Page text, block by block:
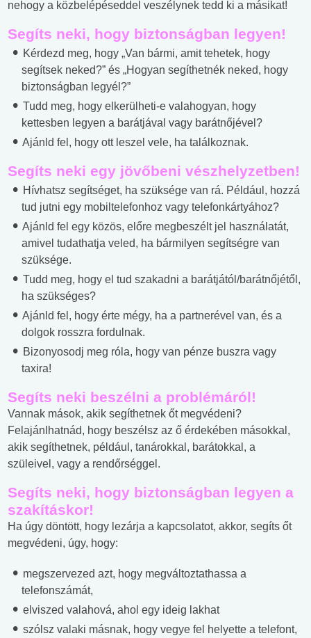
nehogy a közbelépéseddel veszélynek tedd ki a másikat!
Segíts neki, hogy biztonságban legyen!
Kérdezd meg, hogy „Van bármi, amit tehetek, hogy
segítsek neked?” és „Hogyan segíthetnék neked, hogy
biztonságban legyél?”
Tudd meg, hogy elkerülheti-e valahogyan, hogy
kettesben legyen a barátjával vagy barátnőjével?
Ajánld fel, hogy ott leszel vele, ha találkoznak.
Segíts neki egy jövőbeni vészhelyzetben!
Hívhatsz segítséget, ha szüksége van rá. Például, hozzá
tud jutni egy mobiltelefonhoz vagy telefonkártyához?
Ajánld fel egy közös, előre megbeszélt jel használatát,
amivel tudathatja veled, ha bármilyen segítségre van
szüksége.
Tudd meg, hogy el tud szakadni a barátjától/barátnőjétől,
ha szükséges?
Ajánld fel, hogy érte mégy, ha a partnerével van, és a
dolgok rosszra fordulnak.
Bizonyosodj meg róla, hogy van pénze buszra vagy
taxira!
Segíts neki beszélni a problémáról!
Vannak mások, akik segíthetnek őt megvédeni?
Felajánlhatnád, hogy beszélsz az ő érdekében másokkal,
akik segíthetnek, például, tanárokkal, barátokkal, a
szüleivel, vagy a rendőrséggel.
Segíts neki, hogy biztonságban legyen a
szakításkor!
Ha úgy döntött, hogy lezárja a kapcsolatot, akkor, segíts őt
megvédeni, úgy, hogy:
megszervezed azt, hogy megváltoztathassa a
telefonszámát,
elviszed valahová, ahol egy ideig lakhat
szólsz valaki másnak, hogy vegye fel helyette a telefont,